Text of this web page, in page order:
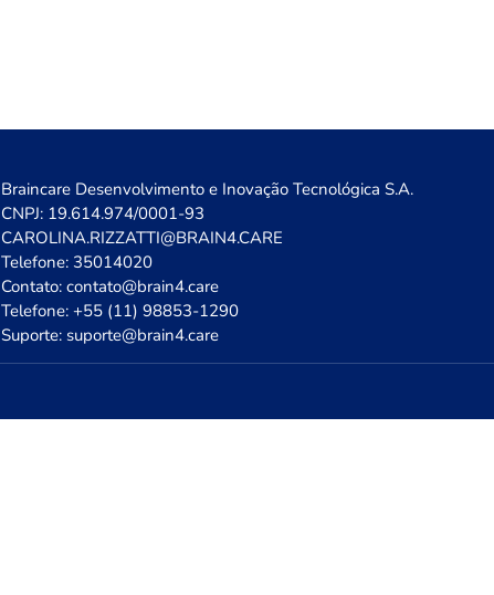
Braincare Desenvolvimento e Inovação Tecnológica S.A.
CNPJ: 19.614.974/0001-93
CAROLINA.RIZZATTI@BRAIN4.CARE
Telefone: 35014020
Contato: contato@brain4.care
Telefone: +55 (11) 98853-1290
Suporte: suporte@brain4.care